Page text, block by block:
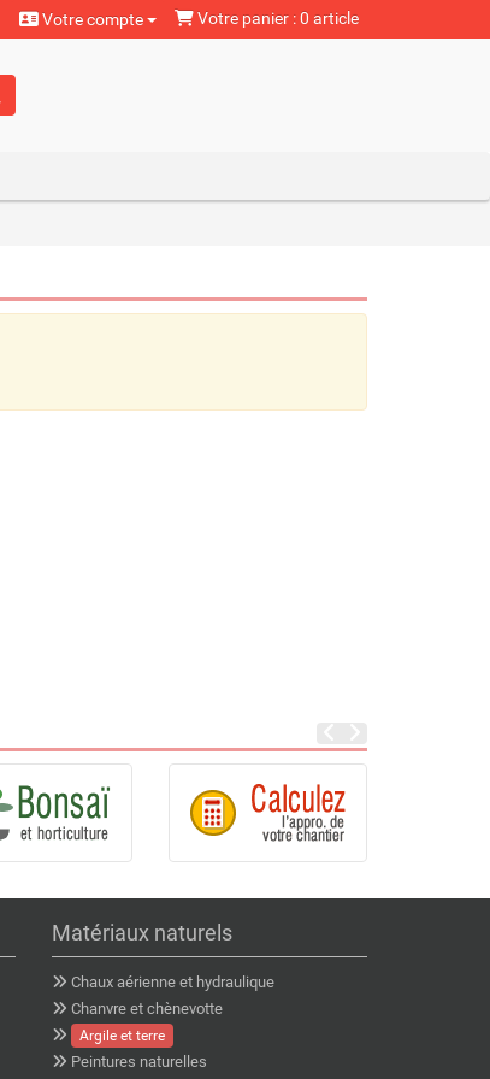
Votre compte Votre panier : 0 article
Matériaux naturels
Chaux aérienne et hydraulique
Chanvre et chènevotte
Argile et terre
Peintures naturelles